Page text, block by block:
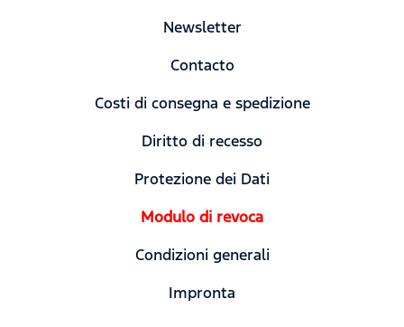
Newsletter
Contacto
Costi di consegna e spedizione
Diritto di recesso
Protezione dei Dati
Modulo di revoca
Condizioni generali
Impronta